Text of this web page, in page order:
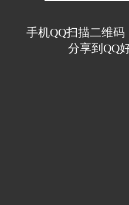
手机QQ扫描二维码
分享到QQ